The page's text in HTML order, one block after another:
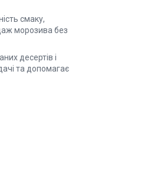
смаку,
морозива без
десертів і
та допомагає